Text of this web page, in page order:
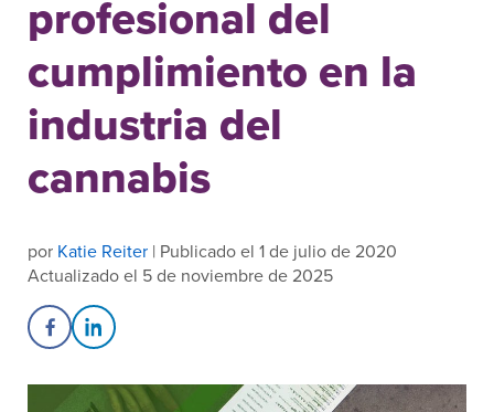
profesional del
cumplimiento en la
industria del
cannabis
por Katie Reiter | Publicado el 1 de julio de 2020
Actualizado el 5 de noviembre de 2025
Share on Facebook
Share on LinkedIn